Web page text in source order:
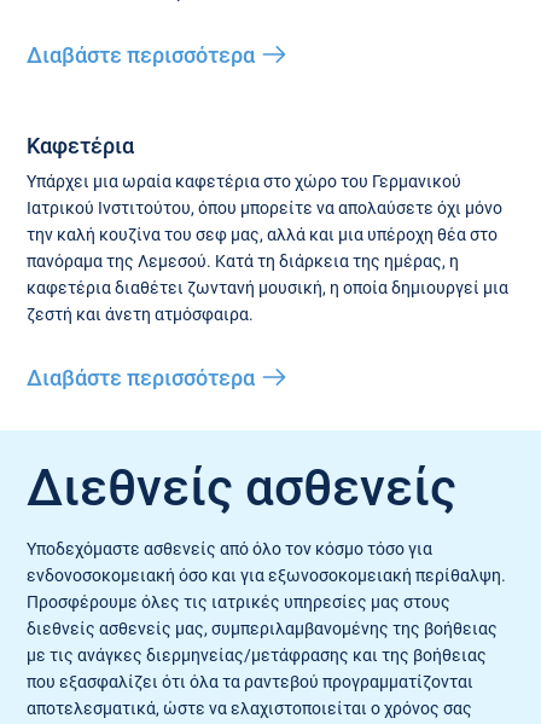
Διαβάστε περισσότερα
Καφετέρια
Υπάρχει μια ωραία καφετέρια στο χώρο του Γερμανικού
Ιατρικού Ινστιτούτου, όπου μπορείτε να απολαύσετε όχι μόνο
την καλή κουζίνα του σεφ μας, αλλά και μια υπέροχη θέα στο
πανόραμα της Λεμεσού. Κατά τη διάρκεια της ημέρας, η
καφετέρια διαθέτει ζωντανή μουσική, η οποία δημιουργεί μια
ζεστή και άνετη ατμόσφαιρα.
Διαβάστε περισσότερα
Διεθνείς ασθενείς
Υποδεχόμαστε ασθενείς από όλο τον κόσμο τόσο για
ενδονοσοκομειακή όσο και για εξωνοσοκομειακή περίθαλψη.
Προσφέρουμε όλες τις ιατρικές υπηρεσίες μας στους
διεθνείς ασθενείς μας, συμπεριλαμβανομένης της βοήθειας
με τις ανάγκες διερμηνείας/μετάφρασης και της βοήθειας
που εξασφαλίζει ότι όλα τα ραντεβού προγραμματίζονται
αποτελεσματικά, ώστε να ελαχιστοποιείται ο χρόνος σας